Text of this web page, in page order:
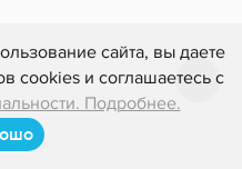
сайта, вы даете
cookies и соглашаетесь с
Подробнее.